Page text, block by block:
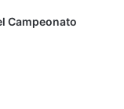
Campeonato